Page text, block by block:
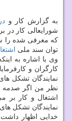
به گزارش كار و
شورایعالی كار در
كه معرفی شده را
توان سند ملی
وی با اشاره به
كارگران و
نمایندگان تشكل
نظر من اگر صدمه
اشتغال و كار بر
نمایندگان تشكل
خدایی اظهار